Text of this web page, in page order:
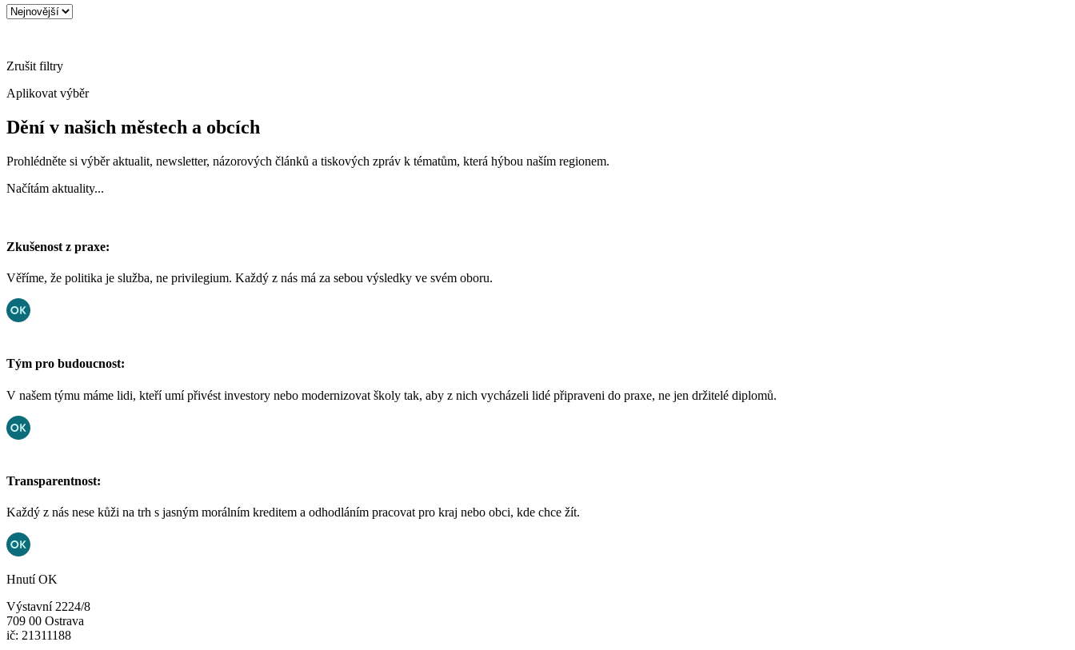
Zrušit filtry
Aplikovat výběr
Dění v našich městech a obcích
Prohlédněte si výběr aktualit, newsletter, názorových článků a tiskových zpráv k tématům, která hýbou naším regionem.
Načítám aktuality...
Zkušenost z praxe:
Věříme, že politika je služba, ne privilegium. Každý z nás má za sebou výsledky ve svém oboru.
Tým pro budoucnost:
V našem týmu máme lidi, kteří umí přivést investory nebo modernizovat školy tak, aby z nich vycházeli lidé připraveni do praxe, ne jen držitelé diplomů.
Transparentnost:
Každý z nás nese kůži na trh s jasným morálním kreditem a odhodláním pracovat pro kraj nebo obci, kde chce žít.
Hnutí OK
Výstavní 2224/8
709 00 Ostrava
ič: 21311188